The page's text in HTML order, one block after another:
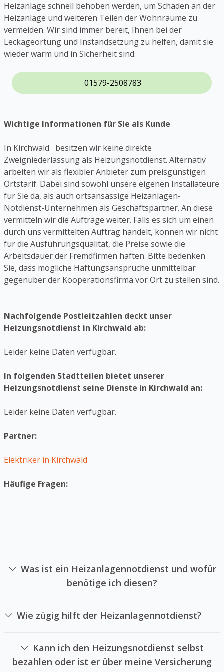
Heizanlage schnell behoben werden, um Schäden an der
Heizanlage und weiteren Teilen der Wohnräume zu
vermeiden. Wir sind immer bereit, Ihnen bei der
Leckageortung und Instandsetzung zu helfen, damit sie
wieder warm und in Sicherheit sind.
01579-2508783
Wichtige Informationen für Sie als Kunde
In Kirchwald besitzen wir keine direkte
Zweigniederlassung als Heizungsnotdienst. Alternativ
arbeiten wir als flexibler Anbieter zum preisgünstigen
Ortstarif. Dabei sind sowohl unsere eigenen Installateure
für Sie da, als auch ortsansässige Heizanlagen-
Notdienst-Unternehmen als Geschäftspartner. An diese
vermitteln wir die Aufträge weiter. Falls es sich um einen
durch uns vermittelten Auftrag handelt, können wir nicht
für die Ausführungsqualität, die Preise sowie die
Arbeitsdauer der Fremdfirmen haften. Bitte bedenken
Sie, dass mögliche Haftungsansprüche unmittelbar
gegenüber der Kooperationsfirma vor Ort zu stellen sind.
Nachfolgende Postleitzahlen deckt unser
Heizungsnotdienst in Kirchwald ab:
Leider keine Daten verfügbar.
In folgenden Stadtteilen bietet unserer
Heizungsnotdienst seine Dienste in Kirchwald an:
Leider keine Daten verfügbar.
Partner:
Elektriker in Kirchwald
Häufige Fragen:
Was ist ein Heizanlagennotdienst und wofür
benötige ich diesen?
Reparatur von Heizungsanlagen in Notlagen spezialisiert
hat. Sie können einen Heizungsnotdienst anrufen, falls
haben oder wenn der Heizkreislauf brühend heiß ist.
Wie zügig hilft der Heizanlagennotdienst?
Gegebenheiten ab. Wir bemühen uns immer
schnellstmöglich bei Ihnen zu sein. Häufig liegt der
Zeitraum zwischen 30 und 60 Minuten.
Kann ich den Heizungsnotdienst selbst
bezahlen oder ist er über meine Versicherung